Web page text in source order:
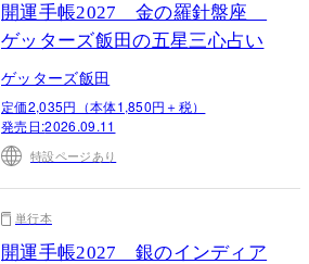
開運手帳2027 金の羅針盤座
ゲッターズ飯田の五星三心占い
ゲッターズ飯田
定価2,035円（本体1,850円＋税）
発売日:2026.09.11
特設ページあり
単行本
開運手帳2027 銀のインディア